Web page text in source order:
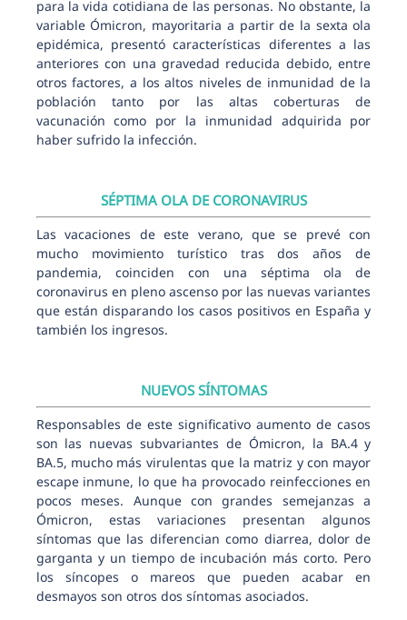
para la vida cotidiana de las personas. No obstante, la
variable Ómicron, mayoritaria a partir de la sexta ola
epidémica, presentó características diferentes a las
anteriores con una gravedad reducida debido, entre
otros factores, a los altos niveles de inmunidad de la
población tanto por las altas coberturas de
vacunación como por la inmunidad adquirida por
haber sufrido la infección.
SÉPTIMA OLA DE CORONAVIRUS
Las vacaciones de este verano, que se prevé con
mucho movimiento turístico tras dos años de
pandemia, coinciden con una séptima ola de
coronavirus en pleno ascenso por las nuevas variantes
que están disparando los casos positivos en España y
también los ingresos.
NUEVOS SÍNTOMAS
Responsables de este significativo aumento de casos
son las nuevas subvariantes de Ómicron, la BA.4 y
BA.5, mucho más virulentas que la matriz y con mayor
escape inmune, lo que ha provocado reinfecciones en
pocos meses. Aunque con grandes semejanzas a
Ómicron, estas variaciones presentan algunos
síntomas que las diferencian como diarrea, dolor de
garganta y un tiempo de incubación más corto. Pero
los síncopes o mareos que pueden acabar en
desmayos son otros dos síntomas asociados.